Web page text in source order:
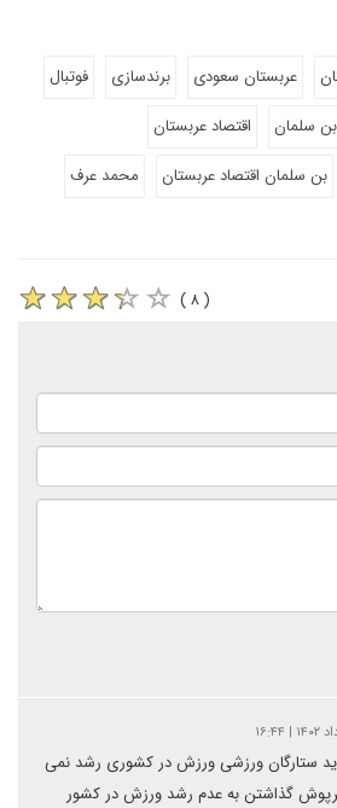
عربستان سعودی برندسازی
فوتبال
سلمان
اقتصاد عربستان
بن سلمان اقتصاد عربستان محمد عرف
( ۸ )
ستارگان ورزشی ورزش در کشوری رشد نمی
گذاشتن به عدم رشد ورزش در کشور